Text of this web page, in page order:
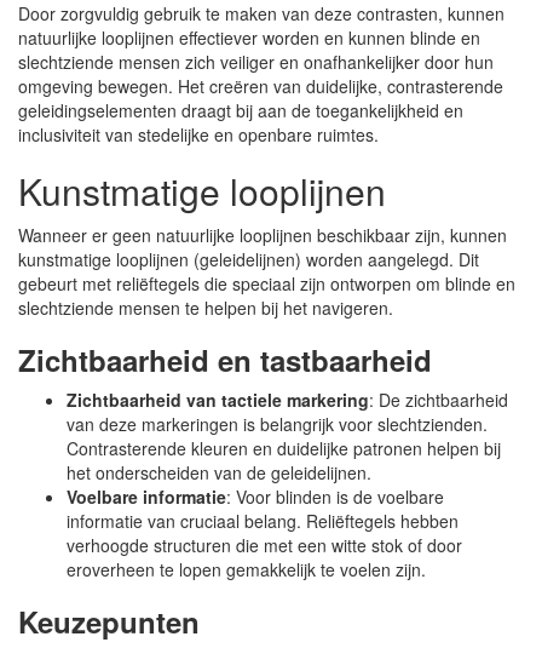
Door zorgvuldig gebruik te maken van deze contrasten, kunnen
natuurlijke looplijnen effectiever worden en kunnen blinde en
slechtziende mensen zich veiliger en onafhankelijker door hun
omgeving bewegen. Het creëren van duidelijke, contrasterende
geleidingselementen draagt bij aan de toegankelijkheid en
inclusiviteit van stedelijke en openbare ruimtes.
Kunstmatige looplijnen
Wanneer er geen natuurlijke looplijnen beschikbaar zijn, kunnen
kunstmatige looplijnen (geleidelijnen) worden aangelegd. Dit
gebeurt met reliëftegels die speciaal zijn ontworpen om blinde en
slechtziende mensen te helpen bij het navigeren.
Zichtbaarheid en tastbaarheid
Zichtbaarheid van tactiele markering: De zichtbaarheid
van deze markeringen is belangrijk voor slechtzienden.
Contrasterende kleuren en duidelijke patronen helpen bij
het onderscheiden van de geleidelijnen.
Voelbare informatie: Voor blinden is de voelbare
informatie van cruciaal belang. Reliëftegels hebben
verhoogde structuren die met een witte stok of door
eroverheen te lopen gemakkelijk te voelen zijn.
Keuzepunten